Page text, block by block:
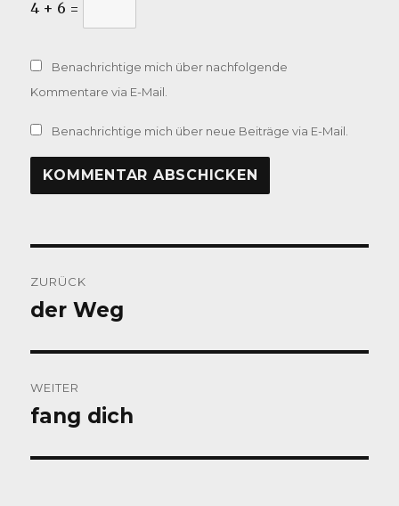
4 + 6 =
Benachrichtige mich über nachfolgende
Kommentare via E-Mail.
Benachrichtige mich über neue Beiträge via E-Mail.
ZURÜCK
Vorheriger
der Weg
WEITER
Nächster
fang dich